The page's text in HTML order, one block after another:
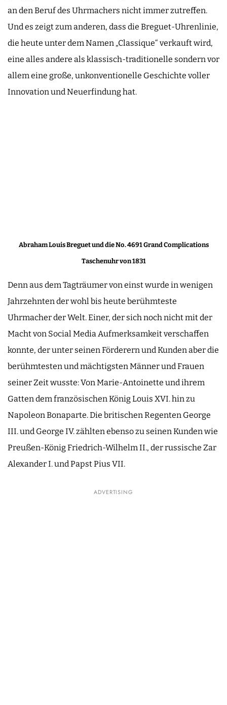
an den Beruf des Uhrmachers nicht immer zutreffen.
Und es zeigt zum anderen, dass die Breguet-Uhrenlinie,
die heute unter dem Namen „Classique“ verkauft wird,
eine alles andere als klassisch-traditionelle sondern vor
allem eine große, unkonventionelle Geschichte voller
Innovation und Neuerfindung hat.
Abraham Louis Breguet und die No. 4691 Grand Complications
Taschenuhr von 1831
Denn aus dem Tagträumer von einst wurde in wenigen
Jahrzehnten der wohl bis heute berühmteste
Uhrmacher der Welt. Einer, der sich noch nicht mit der
Macht von Social Media Aufmerksamkeit verschaffen
konnte, der unter seinen Förderern und Kunden aber die
berühmtesten und mächtigsten Männer und Frauen
seiner Zeit wusste: Von Marie-Antoinette und ihrem
Gatten dem französischen König Louis XVI. hin zu
Napoleon Bonaparte. Die britischen Regenten George
III. und George IV. zählten ebenso zu seinen Kunden wie
Preußen-König Friedrich-Wilhelm II., der russische Zar
Alexander I. und Papst Pius VII.
ADVERTISING